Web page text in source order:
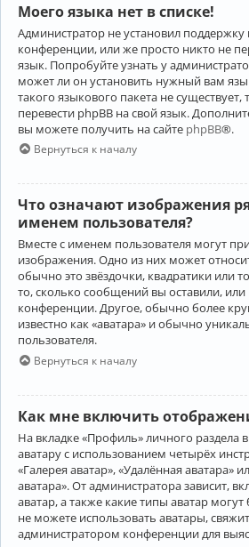
Моего языка нет в списке!
Администратор не установил
конференции, или же просто никто не
язык. Попробуйте узнать у
может ли он установить нужный вам
такого языкового пакета не
перевести phpBB на свой язык.
вы можете получить на сайте phpBB®.
Вернуться к началу
Что означают изображения
именем пользователя?
Вместе с именем пользователя могут
изображения. Одно из них может
обычно это звёздочки, квадратики или
то, сколько сообщений вы оставили, или
конференции. Другое, обычно более
известно как «аватара» и обычно
пользователя.
Вернуться к началу
Как мне включить
На вкладке «Профиль» личного раздела
аватару с использованием четырёх
«Галерея аватар», «Удалённая аватара»
аватара». От администратора зависит,
аватар, а также какие типы аватар
не можете использовать аватары,
администратором конференции для